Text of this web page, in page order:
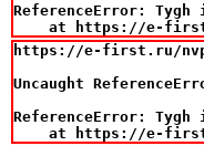
ReferenceError:
at https://e-
https://e-first.ru/
Uncaught
ReferenceError:
at https://e-